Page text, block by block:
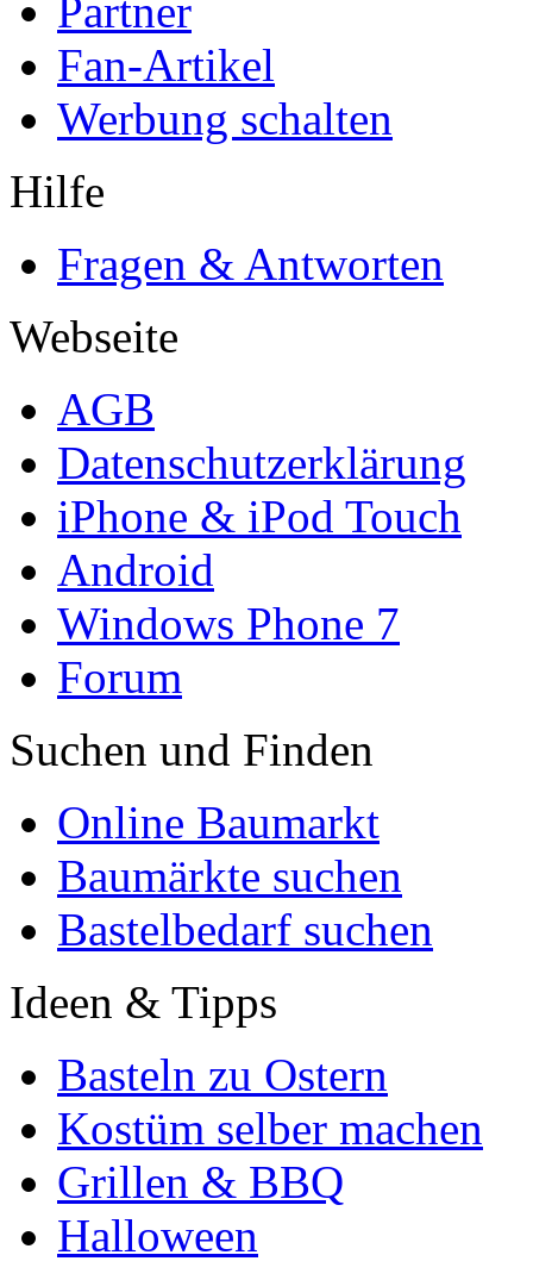
Partner
Fan-Artikel
Werbung schalten
Hilfe
Fragen & Antworten
Webseite
AGB
Datenschutzerklärung
iPhone & iPod Touch
Android
Windows Phone 7
Forum
Suchen und Finden
Online Baumarkt
Baumärkte suchen
Bastelbedarf suchen
Ideen & Tipps
Basteln zu Ostern
Kostüm selber machen
Grillen & BBQ
Halloween